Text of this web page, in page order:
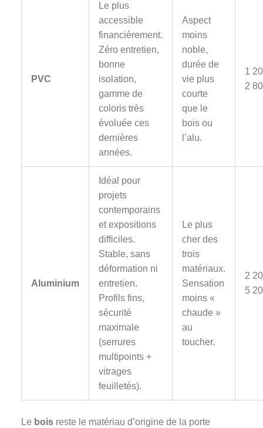
PVC
Le plus
accessible
financièrement.
Zéro entretien,
bonne
isolation,
gamme de
coloris très
évoluée ces
dernières
années.
Aspect
moins
noble,
durée de
vie plus
courte
que le
bois ou
l’alu.
1
2
Aluminium
Idéal pour
projets
contemporains
et expositions
difficiles.
Stable, sans
déformation ni
entretien.
Profils fins,
sécurité
maximale
(serrures
multipoints +
vitrages
feuilletés).
Le plus
cher des
trois
matériaux.
Sensation
moins «
chaude »
au
toucher.
2
5
Le bois reste le matériau d’origine de la porte